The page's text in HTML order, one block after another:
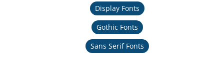
Display Fonts
Gothic Fonts
Sans Serif Fonts